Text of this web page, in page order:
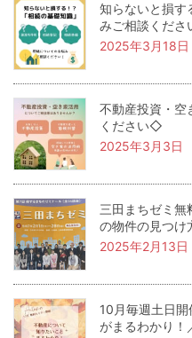
知らないと損
みご相談くだ
2025年3月18日
不動産投資・
ください◇
2025年3月3日
三田まちゼミ無
の物件の見つけ
2025年2月13日
10月毎週土日
がまるわかり！